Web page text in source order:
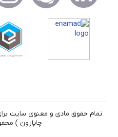
تمام حقوق مادی و معنوی سایت
چاپازون )